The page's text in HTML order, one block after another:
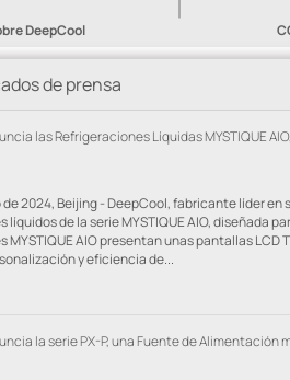
DeepCool
de prensa
las Refrigeraciones Líquidas MYSTIQUE
2024, Beijing - DeepCool, fabricante líder
líquidos de la serie MYSTIQUE AIO, diseñada
MYSTIQUE AIO presentan unas pantallas
y eficiencia de...
la serie PX-P, una Fuente de Alimentación